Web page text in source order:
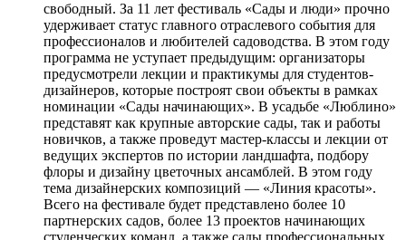
свободный. За 11 лет фестиваль «Сады и люди» прочно
удерживает статус главного отраслевого события для
профессионалов и любителей садоводства. В этом году
программа не уступает предыдущим: организаторы
предусмотрели лекции и практикумы для студентов-
дизайнеров, которые построят свои объекты в рамках
номинации «Сады начинающих». В усадьбе «Люблино»
представят как крупные авторские сады, так и работы
новичков, а также проведут мастер-классы и лекции от
ведущих экспертов по истории ландшафта, подбору
флоры и дизайну цветочных ансамблей. В этом году
тема дизайнерских композиций — «Линия красоты».
Всего на фестивале будет представлено более 10
партнерских садов, более 13 проектов начинающих